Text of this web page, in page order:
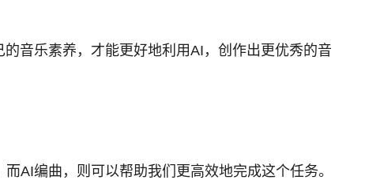
音乐素养，才能更好地利用AI，创作出更优秀的音
AI编曲，则可以帮助我们更高效地完成这个任务。